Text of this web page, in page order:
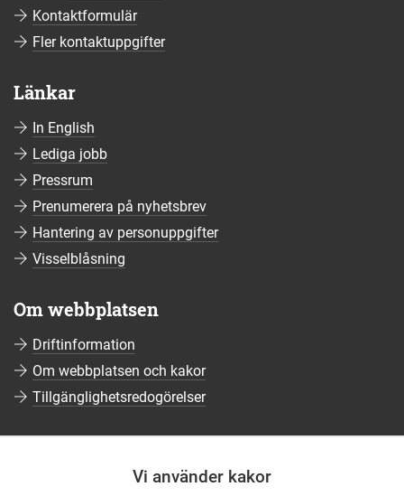
Vi använder kakor
Kontaktformulär
Fler kontaktuppgifter
Länkar
In English
Lediga jobb
Pressrum
Prenumerera på nyhetsbrev
Hantering av personuppgifter
Visselblåsning
Om webbplatsen
Driftinformation
Om webbplatsen och kakor
Tillgänglighetsredogörelser
Följ oss på Facebook